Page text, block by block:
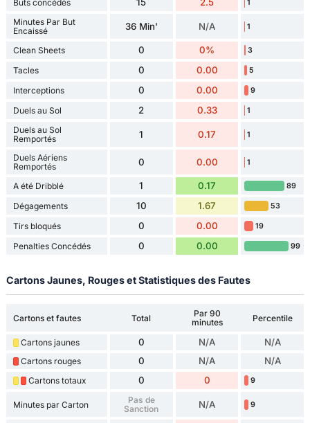
Buts concédés
1
Minutes Par But
Encaissé
36 Min' N/A 1
Clean Sheets 0 0% 3
Tacles 0 0.00 5
Interceptions 0 0.00 9
Duels au Sol 2 0.33 1
Duels au Sol
Remportés
1 0.17 1
Duels Aériens
Remportés
0 0.00 1
A été Dribblé 1 0.17 89
Dégagements 10 1.67 53
Tirs bloqués 0 0.00 19
Penalties Concédés 0 0.00 99
Cartons Jaunes, Rouges et Statistiques des Fautes
Cartons et fautes Total
Par 90
minutes
Percentile
Cartons jaunes 0 N/A N/A
Cartons rouges 0 N/A N/A
Cartons totaux 0 0 9
Minutes par Carton
Pas de
Sanction
N/A 9